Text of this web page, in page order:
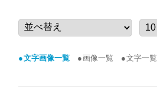
文字画像一覧 画像一覧 文字一覧